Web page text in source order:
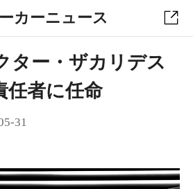
カーニュース
ター・ザカリデス
任者に任命
31